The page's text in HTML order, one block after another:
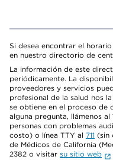
Si desea encontrar el
en nuestro directorio de
La información de este
periódicamente. La
proveedores y servicios
profesional de la salud nos
se obtiene en el proceso de
alguna pregunta, llámenos
personas con problemas
costo) o línea TTY al 711 (sin
de Médicos de California
2382 o visitar su sitio web